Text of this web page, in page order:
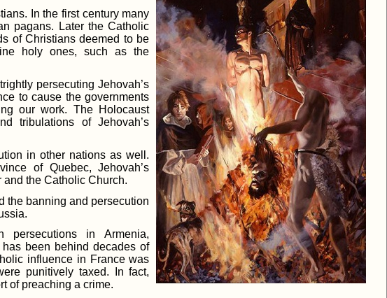
In the first century many
pagans. Later the Catholic
of Christians deemed to be
holy ones, such as the
persecuting Jehovah’s
to cause the governments
our work. The Holocaust
tribulations of Jehovah’s
in other nations as well.
of Quebec, Jehovah’s
the Catholic Church.
the banning and persecution
persecutions in Armenia,
been behind decades of
influence in France was
punitively taxed. In fact,
of preaching a crime.